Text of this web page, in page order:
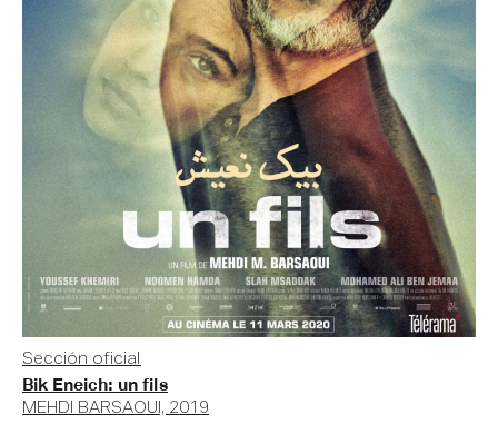
Sección oficial
Bik Eneich: un fils
MEHDI BARSAOUI, 2019